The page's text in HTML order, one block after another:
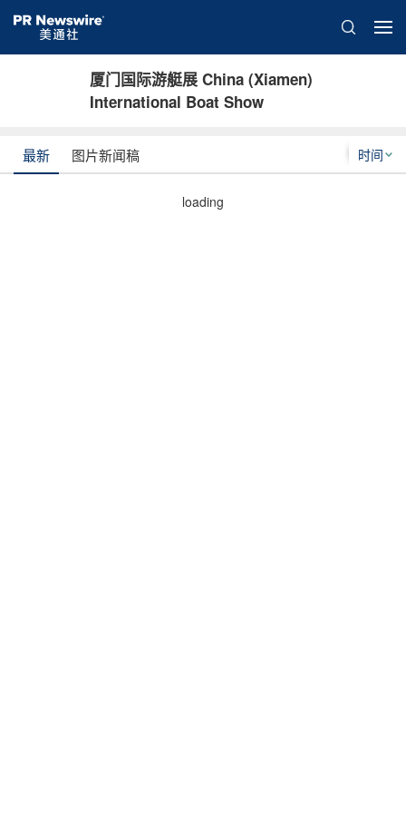
厦门国际游艇展 China (Xiamen)
International Boat Show
时间
最新 图片新闻稿
loading